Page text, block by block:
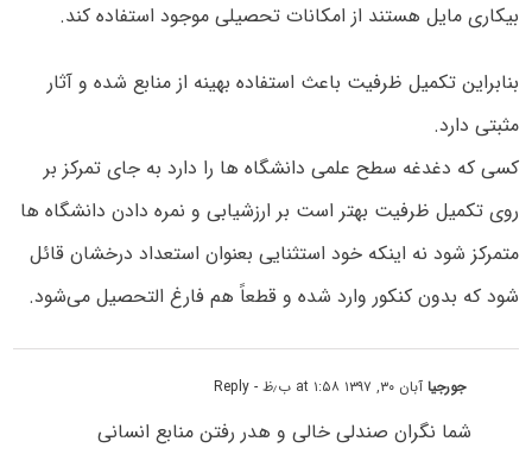
بیکاری مایل هستند از امکانات تحصیلی موجود استفاده کند.
بنابراین تکمیل ظرفیت باعث استفاده بهینه از منابع شده و آثار
مثبتی دارد.
کسی که دغدغه سطح علمی دانشگاه ها را دارد به جای تمرکز بر
روی تکمیل ظرفیت بهتر است بر ارزشیابی و نمره دادن دانشگاه ها
متمرکز شود نه اینکه خود استثنایی بعنوان استعداد درخشان قائل
شود که بدون کنکور وارد شده و قطعاً هم فارغ التحصیل می‌شود.
جورجیاآبان ۳۰, ۱۳۹۷ at ۱:۵۸ ب٫ظ - Reply
شما نگران صندلی خالی و هدر رفتن منابع انسانی